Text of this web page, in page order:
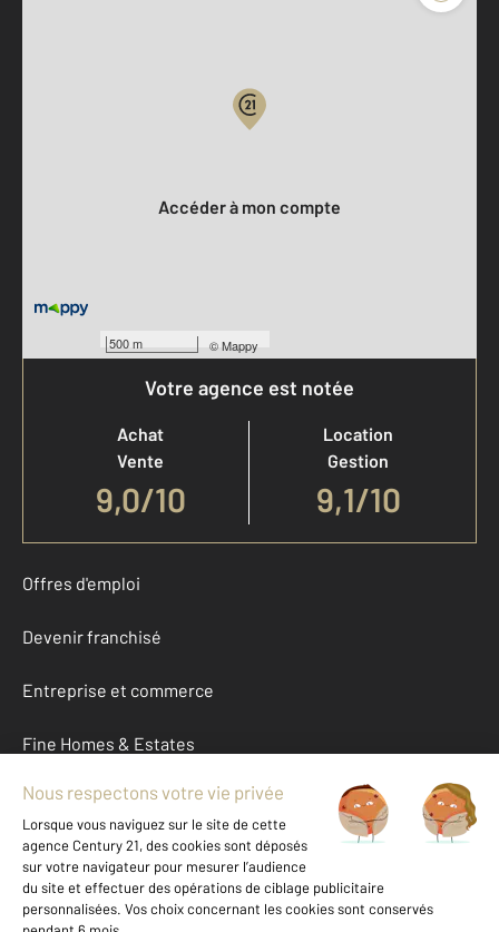
500 m ©Mappy
Accéder à mon compte
Votre agence est notée
Achat
Vente
9,0/10
Location
Gestion
9,1/10
Offres d'emploi
Devenir franchisé
Entreprise et commerce
Fine Homes & Estates
À propos
International
Nous contacter